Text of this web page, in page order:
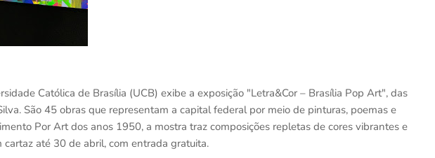
Católica de Brasília (UCB) exibe a exposição "Letra&Cor – Brasília Pop Art", das
São 45 obras que representam a capital federal por meio de pinturas, poemas e
Por Art dos anos 1950, a mostra traz composições repletas de cores vibrantes e
cartaz até 30 de abril, com entrada gratuita.